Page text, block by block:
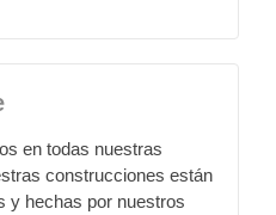
en todas nuestras
construcciones están
y hechas por nuestros